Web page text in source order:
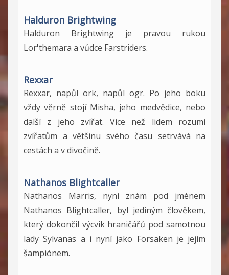
Halduron Brightwing
Halduron Brightwing je pravou rukou
Lor'themara a vůdce Farstriders.
Rexxar
Rexxar, napůl ork, napůl ogr. Po jeho boku
vždy věrně stojí Misha, jeho medvědice, nebo
další z jeho zvířat. Více než lidem rozumí
zvířatům a většinu svého času setrvává na
cestách a v divočině.
Nathanos Blightcaller
Nathanos Marris, nyní znám pod jménem
Nathanos Blightcaller, byl jediným člověkem,
který dokončil výcvik hraničářů pod samotnou
lady Sylvanas a i nyní jako Forsaken je jejím
šampiónem.